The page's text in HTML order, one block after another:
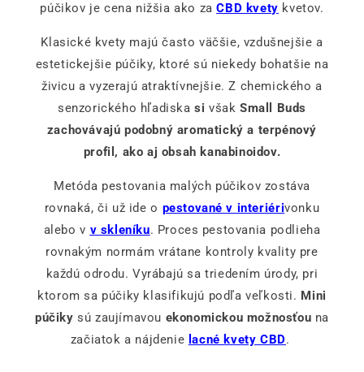
púčikov je cena nižšia ako zaCBD kvety kvetov.
Klasické kvety majú často väčšie, vzdušnejšie a
estetickejšie púčiky, ktoré sú niekedy bohatšie na
živicu a vyzerajú atraktívnejšie. Z chemického a
senzorického hľadiskasi však Small Buds
zachovávajú podobný aromatický a terpénový
profil, ako aj obsah kanabinoidov.
Metóda pestovania malých púčikov zostáva
rovnaká, či už ide o pestované v interiérivonku
alebo v v skleníku. Proces pestovania podlieha
rovnakým normám vrátane kontroly kvality pre
každú odrodu. Vyrábajú sa triedením úrody, pri
ktorom sa púčiky klasifikujú podľa veľkosti. Mini
púčikysú zaujímavou ekonomickou možnosťou na
začiatok a nájdenie lacné kvety CBD.